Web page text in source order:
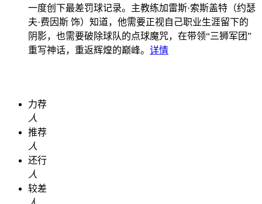
一度创下最差罚球记录。主教练加雷斯·索斯盖特（约瑟
夫·费因斯 饰）知道，他需要正视自己职业生涯留下的
阴影，也需要破除球队的点球魔咒，在带领“三狮军团”
重写神话，重返辉煌的巅峰。 详情
力荐
人
推荐
人
还行
人
较差